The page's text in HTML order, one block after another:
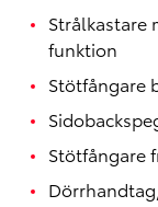
Strålkastare
funktion
Stötfångare
Stötfångare